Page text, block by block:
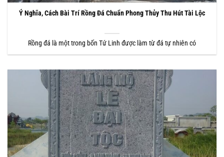
Ý Nghĩa, Cách Bài Trí Rồng Đá Chuẩn Phong Thủy Thu Hút Tài Lộc
Rồng đá là một trong bốn Tứ Linh được làm từ đá tự nhiên có